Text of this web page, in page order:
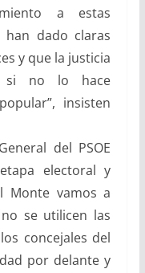
a estas
han dado claras
y que la justicia
si no lo hace
insisten
del PSOE
electoral y
Monte vamos a
se utilicen las
concejales del
por delante y